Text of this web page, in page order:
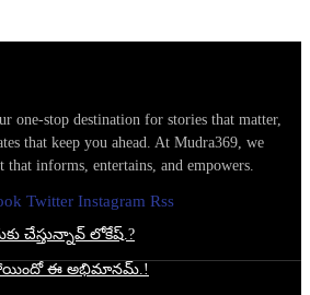
one-stop destination for stories that matter,
that keep you ahead. At Mudra369, we
informs, entertains, and empowers.
Twitter Instagram Rss
చేస్తున్నావ్ లోకేష్.?
ఈ అభిమానమ్.!